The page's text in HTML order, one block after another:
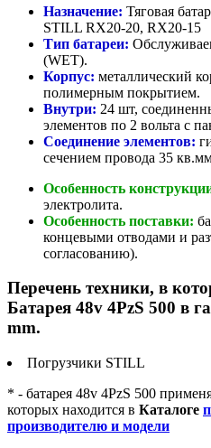
Назначение: Тяговая
STILL RX20-20, RX20-15
Тип батареи:
(WET).
Корпус: металлический
полимерным покрытием.
Внутри: 24 шт,
элементов по 2 вольта с
Соединение элементов:
сечением провода 35
Особенность
электролита.
Особенность поставки:
концевыми отводами и
согласованию).
Перечень техники, в
Батарея 48v 4PzS 500 в
mm.
Погрузчики STILL
* - батарея 48v 4PzS 500
которых находится в Каталоге
производителю и модели